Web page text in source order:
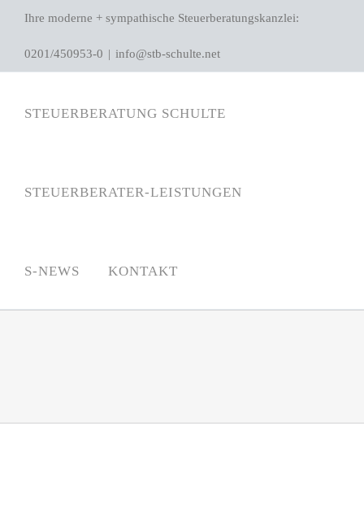
Zum
springen
Ihre moderne + sympathische Steuerberatungskanzlei:
0201/450953-0 | info@stb-schulte.net
STEUERBERATUNG SCHULTE
STEUERBERATER-LEISTUNGEN
S-NEWS KONTAKT